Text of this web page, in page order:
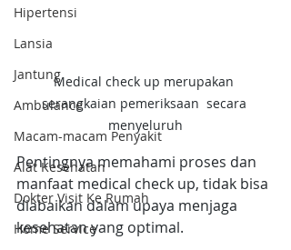
Hipertensi
Lansia
Jantung
Ambulance
Macam-macam Penyakit
Alat Kesehatan
Dokter Visit Ke Rumah
Home Service
Medical check up merupakan
serangkaian pemeriksaan  secara
menyeluruh
Pentingnya memahami proses dan
manfaat medical check up, tidak bisa
diabaikan dalam upaya menjaga
kesehatan yang optimal.